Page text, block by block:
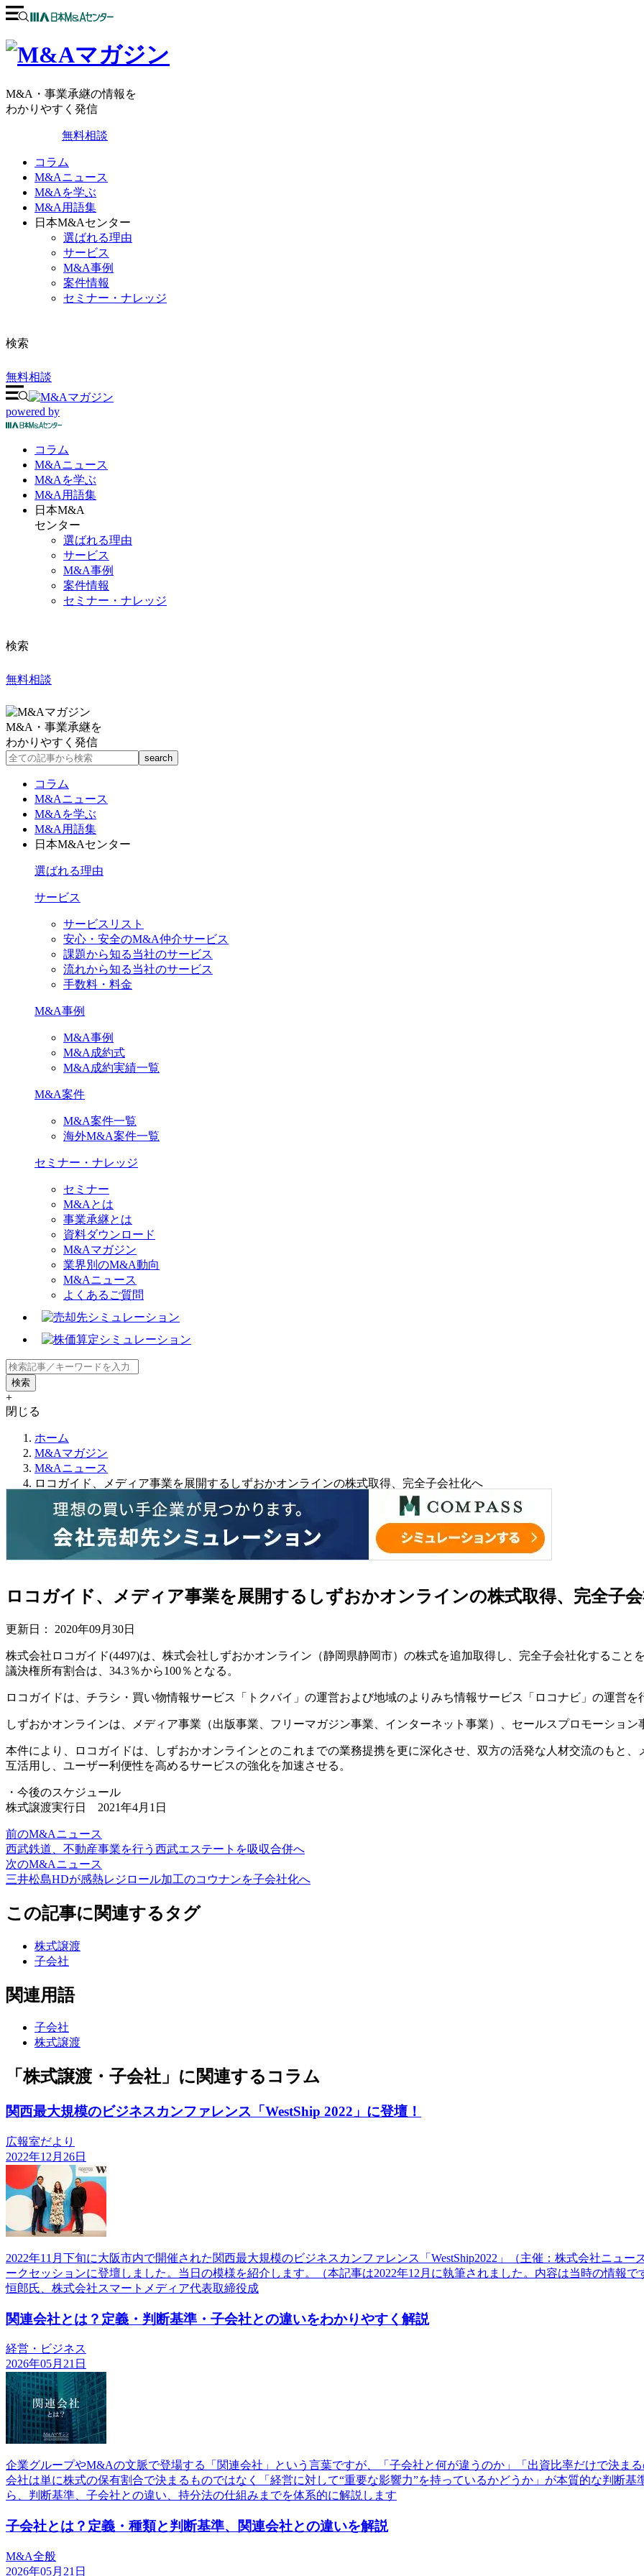
M&A・事業承継の情報を
わかりやすく発信
無料相談
コラム
M&Aニュース
M&Aを学ぶ
M&A用語集
日本M&Aセンター
選ばれる理由
サービス
M&A事例
案件情報
セミナー・ナレッジ
検索
無料相談
powered by
コラム
M&Aニュース
M&Aを学ぶ
M&A 用語集
日本M&A
センター
選ばれる理由
サービス
M&A事例
案件情報
セミナー・ナレッジ
検索
無料相談
M&A・事業承継を
わかりやすく発信
コラム
M&Aニュース
M&Aを学ぶ
M&A用語集
日本M&Aセンター
選ばれる理由
サービス
サービスリスト
安心・安全のM&A仲介サービス
課題から知る当社のサービス
流れから知る当社のサービス
手数料・料金
M&A事例
M&A事例
M&A成約式
M&A成約実績一覧
M&A案件
M&A案件一覧
海外M&A案件一覧
セミナー・ナレッジ
セミナー
M&Aとは
事業承継とは
資料ダウンロード
M&Aマガジン
業界別のM&A動向
M&Aニュース
よくあるご質問
+
閉じる
ホーム
M&Aマガジン
M&Aニュース
ロコガイド、メディア事業を展開するしずおかオンラインの株式取得、完全子会社化へ
ロコガイド、メディア事業を展開するしずおかオンラインの株式取得、完全子
更新日： 2020年09月30日
株式会社ロコガイド(4497)は、株式会社しずおかオンライン（静岡県静岡市）の株式を追加取得し、完全子会社化すること
議決権所有割合は、34.3％から100％となる。
ロコガイドは、チラシ・買い物情報サービス「トクバイ」の運営および地域のよりみち情報サービス「ロコナビ」の運営を
しずおかオンラインは、メディア事業（出版事業、フリーマガジン事業、インターネット事業）、セールスプロモーショ
本件により、ロコガイドは、しずおかオンラインとのこれまでの業務提携を更に深化させ、双方の活発な人材交流のもと
互活用し、ユーザー利便性を高めるサービスの強化を加速させる。
・今後のスケジュール
株式譲渡実行日 2021年4月1日
前のM&Aニュース
西武鉄道、不動産事業を行う西武エステートを吸収合併へ
次のM&Aニュース
三井松島HDが感熱レジロール加工のコウナンを子会社化へ
この記事に関連するタグ
株式譲渡
子会社
関連用語
子会社
株式譲渡
「株式譲渡・子会社」に関連するコラム
関西最大規模のビジネスカンファレンス「WestShip 2022」に登壇！
広報室だより
2022年12月26日
2022年11月下旬に大阪市内で開催された関西最大規模のビジネスカンファレンス「WestShip2022」（主催：株式会社ニュ
ークセッションに登壇しました。当日の模様を紹介します。（本記事は2022年12月に執筆されました。内容は当時の情報
恒郎氏、株式会社スマートメディア代表取締役成
関連会社とは？定義・判断基準・子会社との違いをわかりやすく解説
経営・ビジネス
2026年05月21日
企業グループやM&Aの文脈で登場する「関連会社」という言葉ですが、「子会社と何が違うのか」「出資比率だけで決ま
会社は単に株式の保有割合で決まるものではなく「経営に対して“重要な影響力”を持っているかどうか」が本質的な判断
ら、判断基準、子会社との違い、持分法の仕組みまでを体系的に解説します
子会社とは？定義・種類と判断基準、関連会社との違いを解説
M&A全般
2026年05月21日